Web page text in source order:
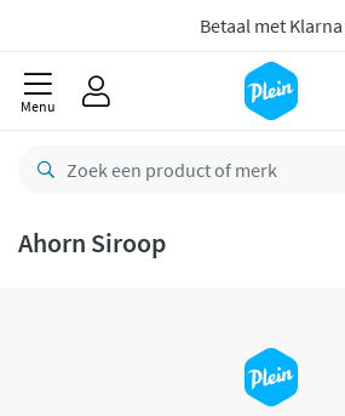
Betaal met Klarna
Menu
Ahorn Siroop